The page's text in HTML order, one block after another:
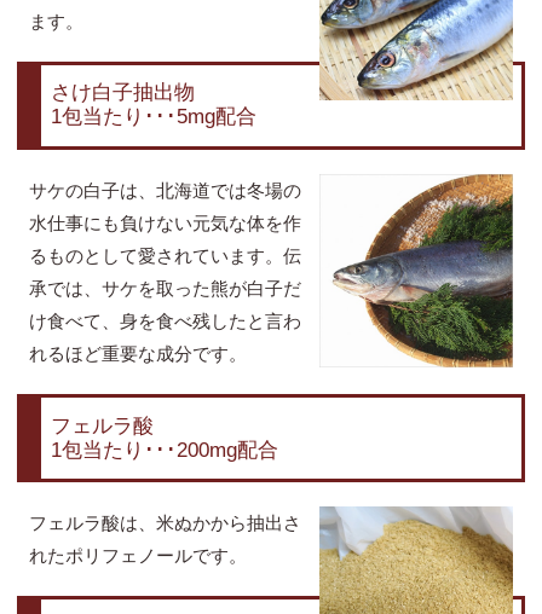
ます。
さけ白子抽出物
1包当たり･･･5mg配合
サケの白子は、北海道では冬場の
水仕事にも負けない元気な体を作
るものとして愛されています。伝
承では、サケを取った熊が白子だ
け食べて、身を食べ残したと言わ
れるほど重要な成分です。
フェルラ酸
1包当たり･･･200mg配合
フェルラ酸は、米ぬかから抽出さ
れたポリフェノールです。